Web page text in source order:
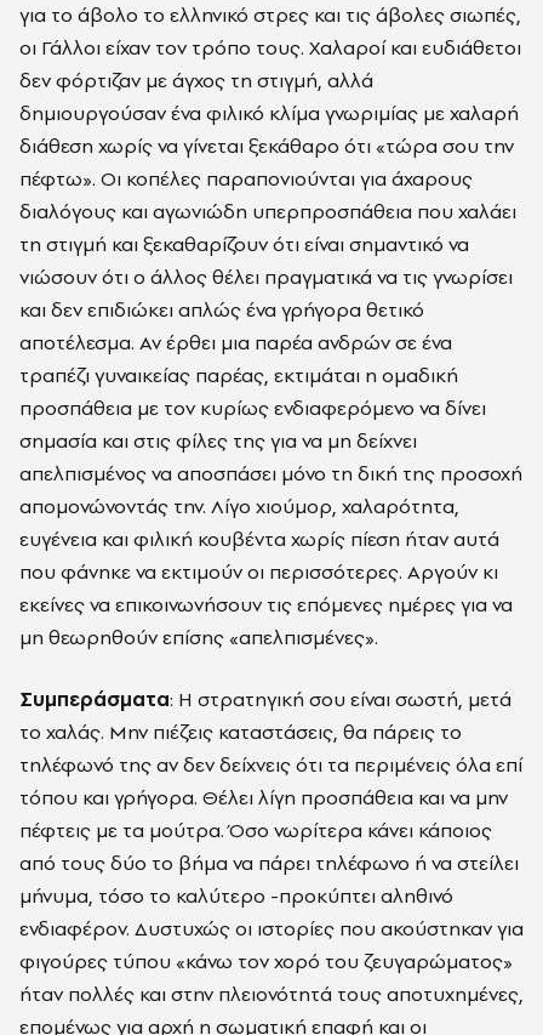
για το άβολο το ελληνικό στρες και τις άβολες σιωπές,
οι Γάλλοι είχαν τον τρόπο τους. Χαλαροί και ευδιάθετοι
δεν φόρτιζαν με άγχος τη στιγμή, αλλά
δημιουργούσαν ένα φιλικό κλίμα γνωριμίας με χαλαρή
διάθεση χωρίς να γίνεται ξεκάθαρο ότι «τώρα σου την
πέφτω». Οι κοπέλες παραπονιούνται για άχαρους
διαλόγους και αγωνιώδη υπερπροσπάθεια που χαλάει
τη στιγμή και ξεκαθαρίζουν ότι είναι σημαντικό να
νιώσουν ότι ο άλλος θέλει πραγματικά να τις γνωρίσει
και δεν επιδιώκει απλώς ένα γρήγορα θετικό
αποτέλεσμα. Αν έρθει μια παρέα ανδρών σε ένα
τραπέζι γυναικείας παρέας, εκτιμάται η ομαδική
προσπάθεια με τον κυρίως ενδιαφερόμενο να δίνει
σημασία και στις φίλες της για να μη δείχνει
απελπισμένος να αποσπάσει μόνο τη δική της προσοχή
απομονώνοντάς την. Λίγο χιούμορ, χαλαρότητα,
ευγένεια και φιλική κουβέντα χωρίς πίεση ήταν αυτά
που φάνηκε να εκτιμούν οι περισσότερες. Αργούν κι
εκείνες να επικοινωνήσουν τις επόμενες ημέρες για να
μη θεωρηθούν επίσης «απελπισμένες».
Συμπεράσματα: Η στρατηγική σου είναι σωστή, μετά
το χαλάς. Μην πιέζεις καταστάσεις, θα πάρεις το
τηλέφωνό της αν δεν δείχνεις ότι τα περιμένεις όλα επί
τόπου και γρήγορα. Θέλει λίγη προσπάθεια και να μην
πέφτεις με τα μούτρα. Όσο νωρίτερα κάνει κάποιος
από τους δύο το βήμα να πάρει τηλέφωνο ή να στείλει
μήνυμα, τόσο το καλύτερο -προκύπτει αληθινό
ενδιαφέρον. Δυστυχώς οι ιστορίες που ακούστηκαν για
φιγούρες τύπου «κάνω τον χορό του ζευγαρώματος»
ήταν πολλές και στην πλειονότητά τους αποτυχημένες,
επομένως για αρχή η σωματική επαφή και οι